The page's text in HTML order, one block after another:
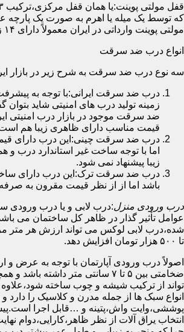
که توسط یک میله یا اهرم به صورت یک پارچه
مولتی پوینت وارداتی در ایران معمولاً دارای ۱۴ زبانه پیستونی است.
انواع درب ضد سرقت
سه نوع درب ضد سرقت به شرح زیر در بازار
درب ضد سرقت ایرانی:با توجه به
زمینه تولید درب های امنیتی شاید
ضد سرقت موجود در بازار درب امنیتی
قیمت مناسب دارای ظاهری زیبا هم
درب ضد سرقت چینی:این درب دارای
اما با توجه ساخت غیر استاندارد درب و
زیبا پیشنهاد نمی شود.
درب ضد سرقت ترک:این درب دارای
باشد اما از از نظر قیمت مقرون به صرفه
درب ورودی منزل:درب لابی و یا درب ورودی
عوامل تأثیر گذار در ظاهر کل ساختمان می
تا ۵۰۰ هزار تومان افزایش دهد.
اصولاً درب ورودی آپارتمان با توجه به عرض و
ضخامتی بین ۵ تا ۷ سانتی متر داشته
تواند از ترکیب شیشه و چوب ساخته شود،علاوه
انواع سبک ها از جمله مدرن و کلاسیک را دارد و
پوششی،وایت واش،پتینه و …قابل اجرا
انتخاب یراق آلات از نظر ظاهر،کارایی،دوام